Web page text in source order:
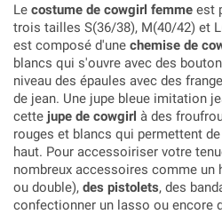
Le costume de cowgirl femme est
trois tailles S(36/38), M(40/42) et
est composé d'une chemise de
blancs qui s'ouvre avec des
niveau des épaules avec des
de jean. Une jupe bleue imitation
cette jupe de cowgirl à des
rouges et blancs qui permettent
haut. Pour accessoiriser votre
nombreux accessoires comme
ou double), des pistolets, des
confectionner un lasso ou encore